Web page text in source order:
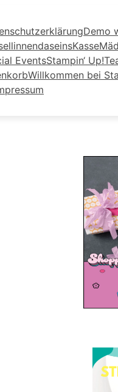
Demo
Kasse
EventsStampin‘ Up!
Willkommen bei